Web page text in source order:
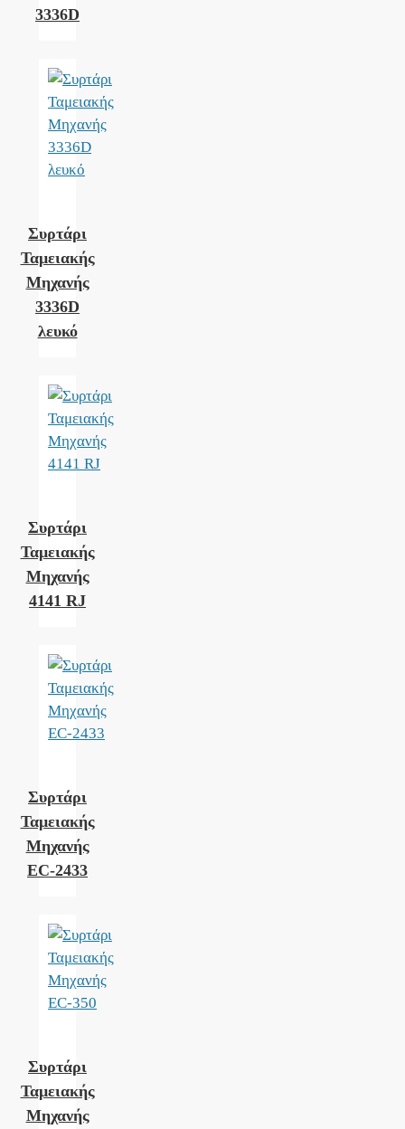
3336D
Συρτάρι
Ταμειακής
Μηχανής
3336D
λευκό
Συρτάρι
Ταμειακής
Μηχανής
4141 RJ
Συρτάρι
Ταμειακής
Μηχανής
EC-2433
Συρτάρι
Ταμειακής
Μηχανής